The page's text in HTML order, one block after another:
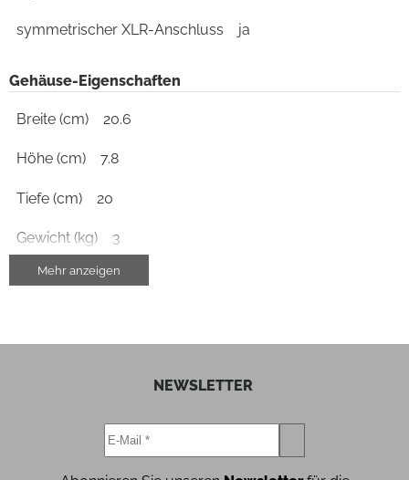
symmetrischer XLR-Anschluss ja
Gehäuse-Eigenschaften
Breite (cm) 20.6
Höhe (cm) 7.8
Tiefe (cm) 20
Gewicht (kg) 3
Metall-Gehäuse
Leistungsaufnahme
Mehr anzeigen
NEWSLETTER